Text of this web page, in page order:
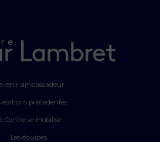
ambassadeur
éditions précédentes
Centre se mobilise
Les équipes